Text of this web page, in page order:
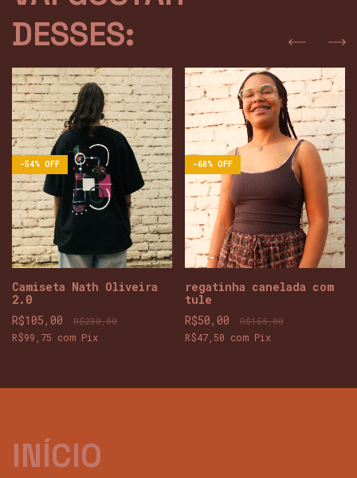
DESSES:
-54% OFF
Camiseta Nath Oliveira
2.0
R$105,00
R$230,00
R$99,75 com Pix
-68% OFF
regatinha canelada com
tule
R$50,00
R$155,00
R$47,50 com Pix
INÍCIO